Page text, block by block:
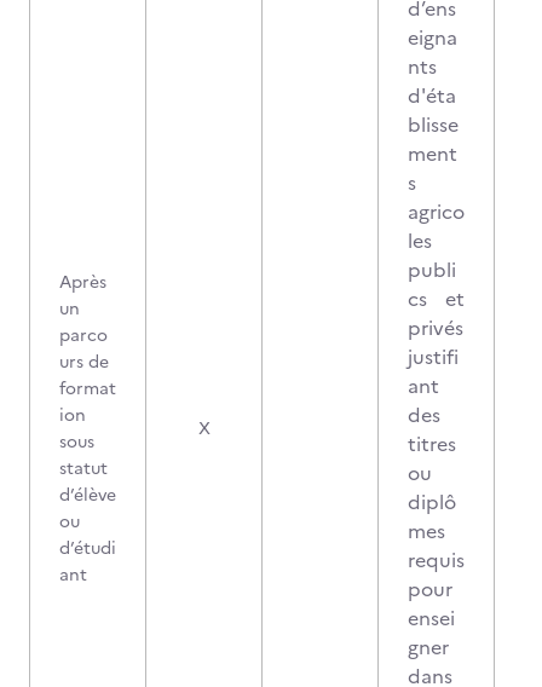
Après
un
parco
urs de
format
ion
sous
statut
d’élève
ou
d’étudi
ant
X
d’ens
eigna
nts
d'éta
blisse
ment
s
agrico
les
publi
cs et
privés
justifi
ant
des
titres
ou
diplô
mes
requis
pour
ensei
gner
dans